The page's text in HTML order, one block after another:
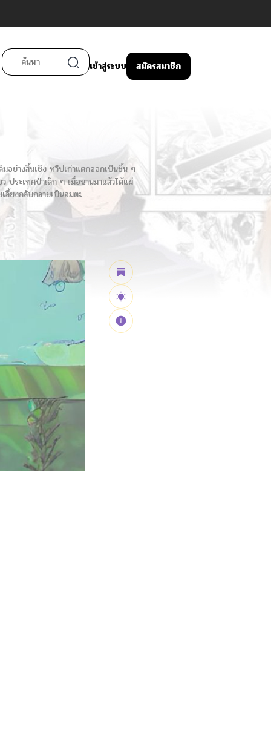
เข้าสู่ระบบ สมัครสมาชิก
อย่างสิ้นเชิง ทวีปเก่าแตกออกเป็นชิ้น ๆ
ประเทศป่าเล็ก ๆ เมื่อนานมาแล้วได้แผ่
ลี้ยงกลับกลายเป็นอมตะ…